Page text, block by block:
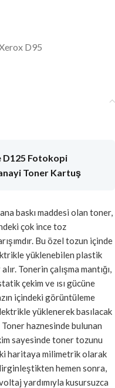
D95
D125 Fotokopi
Toner Kartuş
baskı maddesi olan toner,
çok ince toz
Bu özel tozun içinde
yüklenebilen plastik
Tonerin çalışma mantığı,
çekim ve ısı gücüne
içindeki görüntüleme
yüklenerek basılacak
Toner haznesinde bulunan
sayesinde toner tozunu
haritaya milimetrik olarak
hemen sonra,
yardımıyla kusursuzca